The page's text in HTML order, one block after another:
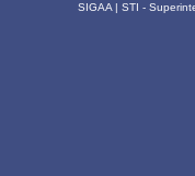
SIGAA | STI -